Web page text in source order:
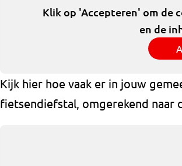
Klik op 'Accepteren' om de
en de
Kijk hier hoe vaak er in jouw
fietsendiefstal, omgerekend naar